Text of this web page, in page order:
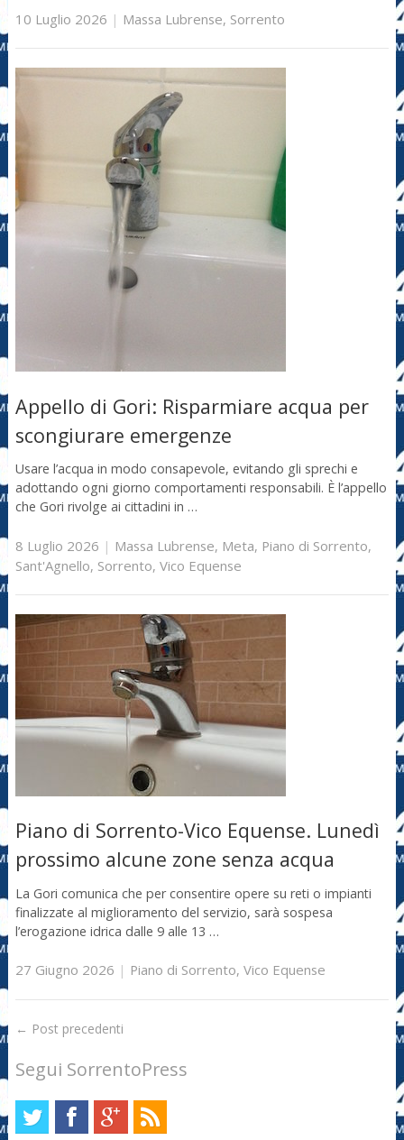
10 Luglio 2026 | Massa Lubrense, Sorrento
Appello di Gori: Risparmiare acqua per
scongiurare emergenze
Usare l’acqua in modo consapevole, evitando gli sprechi e
adottando ogni giorno comportamenti responsabili. È l’appello
che Gori rivolge ai cittadini in …
8 Luglio 2026 | Massa Lubrense, Meta, Piano di Sorrento,
Sant'Agnello, Sorrento, Vico Equense
Piano di Sorrento-Vico Equense. Lunedì
prossimo alcune zone senza acqua
La Gori comunica che per consentire opere su reti o impianti
finalizzate al miglioramento del servizio, sarà sospesa
l’erogazione idrica dalle 9 alle 13 …
27 Giugno 2026 | Piano di Sorrento, Vico Equense
← Post precedenti
Segui SorrentoPress